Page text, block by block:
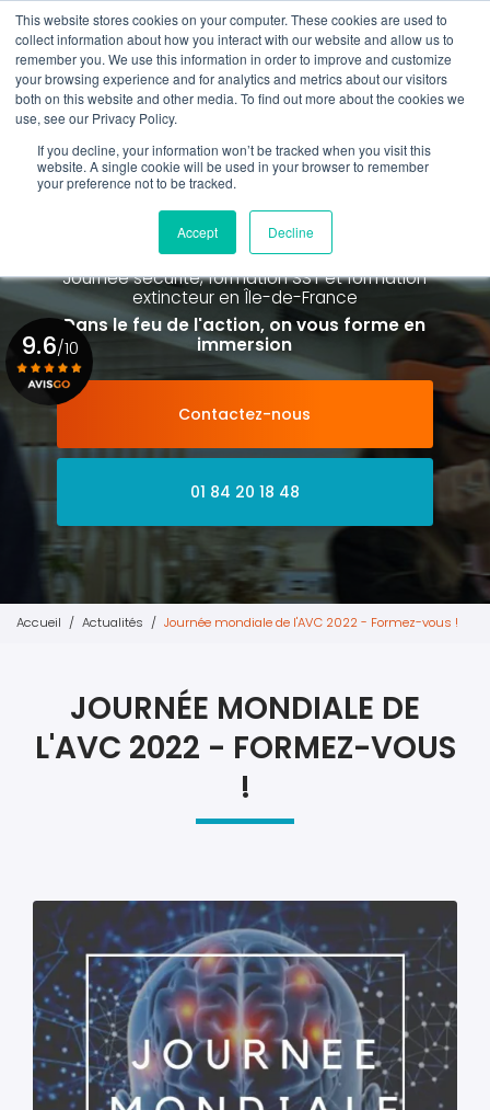
This website stores cookies on your computer. These cookies are used to
collect information about how you interact with our website and allow us to
remember you. We use this information in order to improve and customize
your browsing experience and for analytics and metrics about our visitors
both on this website and other media. To find out more about the cookies we
use, see our Privacy Policy.
If you decline, your information won’t be tracked when you visit this
website. A single cookie will be used in your browser to remember
your preference not to be tracked.
Accept Decline
Aller
au
contenu
principal
01 84 20 18 48
Rappel gratuit
Spécialiste de la formation SST et
de la Formation Incendie
à Paris La Défense depuis 2015
Journée sécurité, formation SST et formation
extincteuren Île-de-France
Dans le feu de l'action, on vous forme en
immersion
Contactez-nous
01 84 20 18 48
9.6/10
Voir le certificat
Accueil Actualités Journée mondiale de l'AVC 2022 - Formez-vous !
JOURNÉE MONDIALE DE
L'AVC 2022 - FORMEZ-VOUS
!